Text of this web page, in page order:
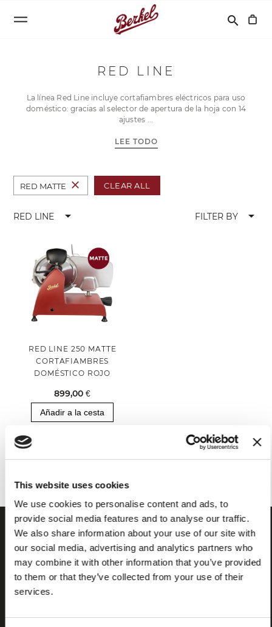
This website uses cookies
We use cookies to personalise content and ads, to
provide social media features and to analyse our traffic.
We also share information about your use of our site with
our social media, advertising and analytics partners who
may combine it with other information that you’ve provided
to them or that they’ve collected from your use of their
services.
Buscar
search
RED LINE
La línea Red Line incluye cortafiambres eléctricos para uso
doméstico: gracias al selector de apertura de la hoja con 14
ajustes
LEE TODO
RED MATTE close CLEAR ALL
RED LINE arrow_drop_down FILTER BY arrow_drop_down
RED LINE 250 MATTE
CORTAFIAMBRES
DOMÉSTICO ROJO
899,00 €
Añadir a la cesta
Has visto todos los productos de la categoría